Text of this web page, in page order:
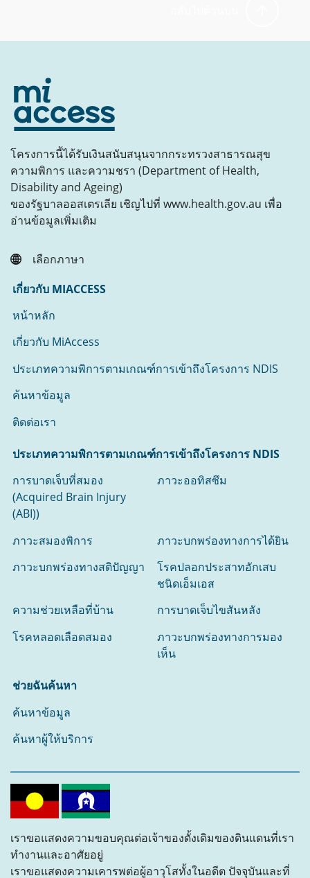
โครงการนี้ได้รับเงินสนับสนุนจากกระทรวงสาธารณสุข
ความพิการ และความชรา (Department of Health,
Disability and Ageing)
ของรัฐบาลออสเตรเลีย เชิญไปที่ www.health.gov.au เพื่อ
อ่านข้อมูลเพิ่มเติม
เลือกภาษา
เกี่ยวกับ MIACCESS
หน้าหลัก
เกี่ยวกับ MiAccess
ประเภทความพิการตามเกณฑ์การเข้าถึงโครงการ NDIS
ค้นหาข้อมูล
ติดต่อเรา
ประเภทความพิการตามเกณฑ์การเข้าถึงโครงการ NDIS
การบาดเจ็บที่สมอง
(Acquired Brain Injury
(ABI))
ภาวะออทิสซึม
ภาวะสมองพิการ
ภาวะบกพร่องทางการได้ยิน
ภาวะบกพร่องทางสติปัญญา
โรคปลอกประสาทอักเสบ
ชนิดเอ็มเอส
ความช่วยเหลือที่บ้าน
การบาดเจ็บไขสันหลัง
โรคหลอดเลือดสมอง
ภาวะบกพร่องทางการมอง
เห็น
ช่วยฉันค้นหา
ค้นหาข้อมูล
ค้นหาผู้ให้บริการ
เราขอแสดงความขอบคุณต่อเจ้าของดั้งเดิมของดินแดนที่เรา
ทำงานและอาศัยอยู่
เราขอแสดงความเคารพต่อผู้อาวุโสทั้งในอดีต ปัจจุบันและที่